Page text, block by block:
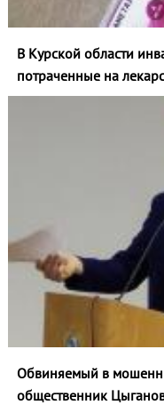
В Курской области
потраченные на
Обвиняемый в
общественник